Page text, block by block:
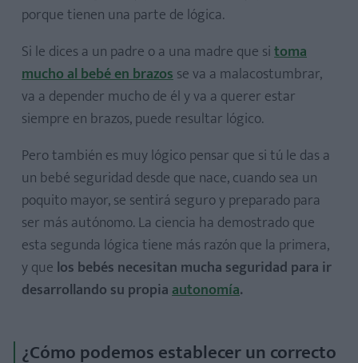
porque tienen una parte de lógica.
Si le dices a un padre o a una madre que sitoma
mucho al bebé en brazosse va a malacostumbrar,
va a depender mucho de él y va a querer estar
siempre en brazos, puede resultar lógico.
Pero también es muy lógico pensar que si tú le das a
un bebé seguridad desde que nace, cuando sea un
poquito mayor, se sentirá seguro y preparado para
ser más autónomo. La ciencia ha demostrado que
esta segunda lógica tiene más razón que la primera,
y que los bebés necesitan mucha seguridad para ir
desarrollando su propiaautonomía.
¿Cómo podemos establecer un correcto